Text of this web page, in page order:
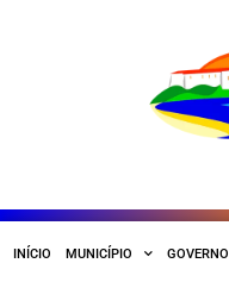
INÍCIO MUNICÍPIO GOVERNO